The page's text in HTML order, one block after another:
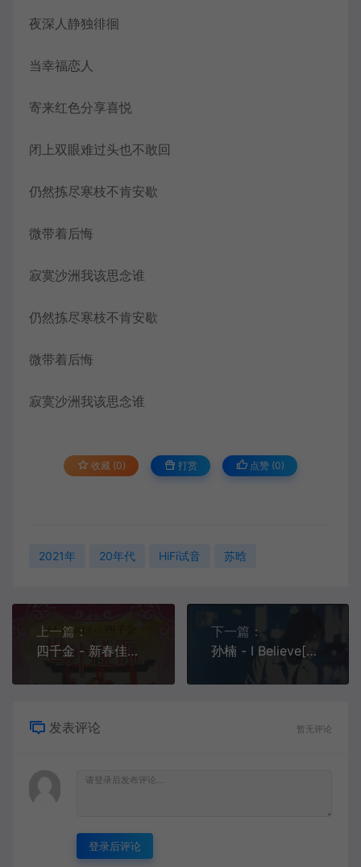
夜深人静独徘徊
当幸福恋人
寄来红色分享喜悦
闭上双眼难过头也不敢回
仍然拣尽寒枝不肯安歇
微带着后悔
寂寞沙洲我该思念谁
仍然拣尽寒枝不肯安歇
微带着后悔
寂寞沙洲我该思念谁
收藏 (0) 打赏 点赞 (0)
2021年 20年代 HiFi试音 苏晗
上一篇：
四千金 - 新春佳节[MP3-320K/FLAC][8.88M/27.0M]
下一篇：
孙楠 - I Believe[MP3-320K/FLAC][11.2M/30.5M]
发表评论 暂无评论
登录后评论